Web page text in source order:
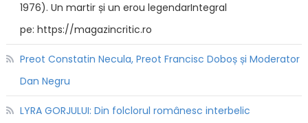
1976). Un martir și un erou legendarIntegral
pe: https://magazincritic.ro
Preot Constatin Necula, Preot Francisc Doboș și Moderator
Dan Negru
LYRA GORJULUI: Din folclorul românesc interbelic